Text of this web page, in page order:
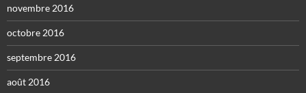
novembre 2016
octobre 2016
septembre 2016
août 2016